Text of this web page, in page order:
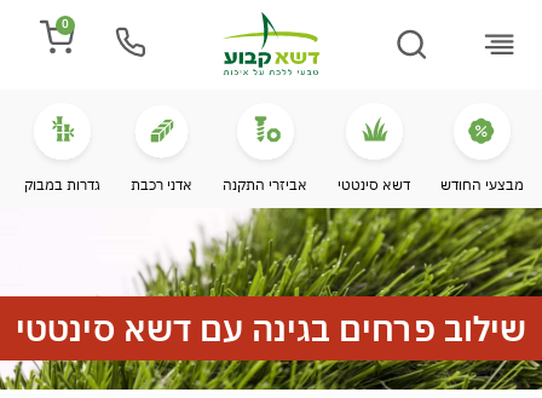
0
מבצעי החודש דשא סינטטי אביזרי התקנה אדני רכבת גדרות במבוק
שילוב פרחים בגינה עם דשא סינטטי